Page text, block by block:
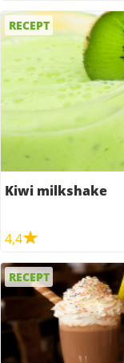
RECEPT
Kiwi milkshake
4,4
RECEPT